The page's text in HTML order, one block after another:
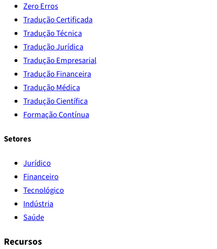
Zero Erros
Tradução Certificada
Tradução Técnica
Tradução Jurídica
Tradução Empresarial
Tradução Financeira
Tradução Médica
Tradução Científica
Formação Contínua
Setores
Jurídico
Financeiro
Tecnológico
Indústria
Saúde
Recursos